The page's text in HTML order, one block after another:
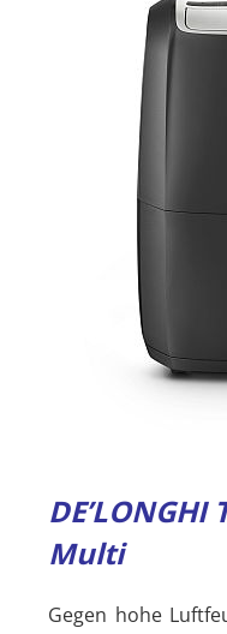
Multi
Gegen hohe